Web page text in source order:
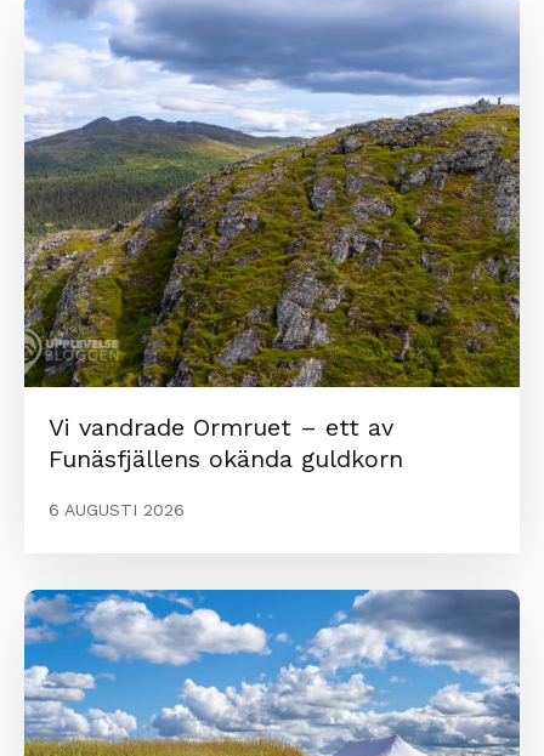
Vi vandrade Ormruet – ett av
Funäsfjällens okända guldkorn
6 AUGUSTI 2026